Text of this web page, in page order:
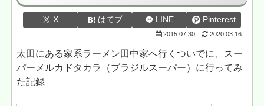
X はてブ LINE Pinterest
2015.07.30 2020.03.16
太田にある家系ラーメン田中家へ行くついでに、スー
パーメルカドタカラ（ブラジルスーパー）に行ってみ
た記録